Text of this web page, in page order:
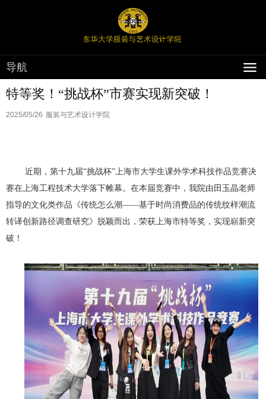
导航
特等奖！“挑战杯”市赛实现新突破！
2025/05/26 服装与艺术设计学院
近期，第十九届“挑战杯”上海市大学生课外学术科技作品竞赛决
赛在上海工程技术大学落下帷幕。在本届竞赛中，我院由田玉晶老师
指导的文化类作品《传统怎么潮——基于时尚消费品的传统纹样潮流
转译创新路径调查研究》脱颖而出，荣获上海市特等奖，实现崭新突
破！